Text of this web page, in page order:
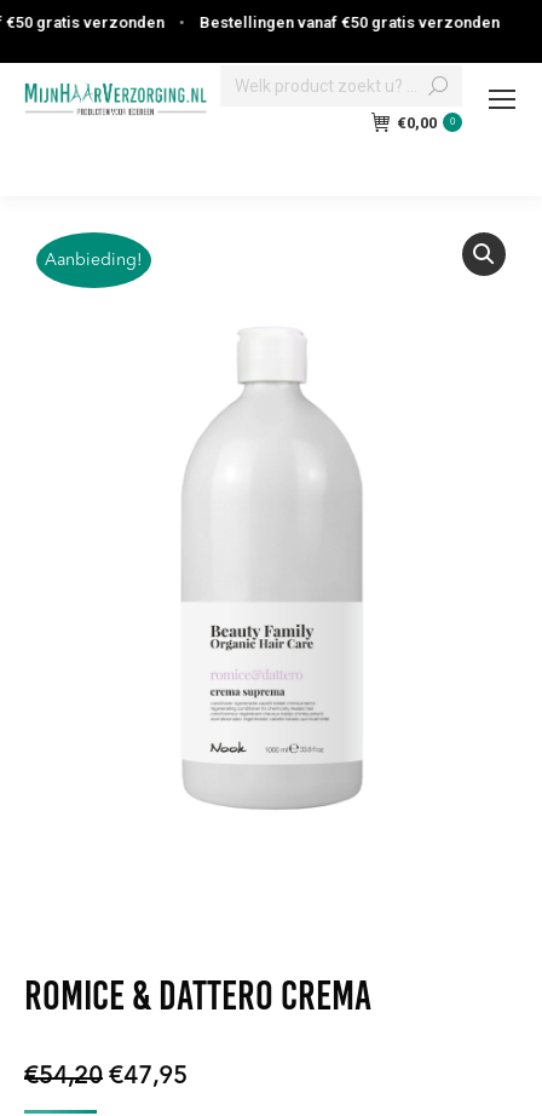
gratis verzonden • Bestellingen vanaf €50 gratis verzonden
Search:
€0,00 0
Aanbieding!
Romice & Dattero Crema
€54,20 Oorspronkelijke
€47,95